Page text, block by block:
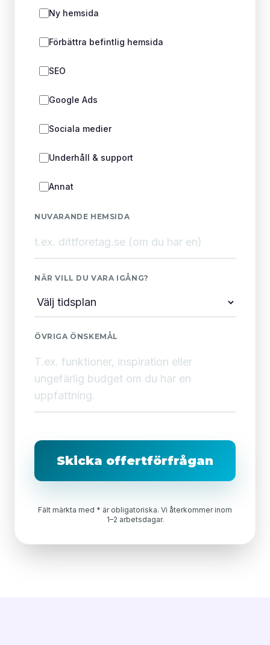
Ny hemsida
Förbättra befintlig hemsida
SEO
Google Ads
Sociala medier
Underhåll & support
Annat
NUVARANDE HEMSIDA
NÄR VILL DU VARA IGÅNG?
ÖVRIGA ÖNSKEMÅL
Skicka offertförfrågan
Fält märkta med * är obligatoriska. Vi återkommer inom
1–2 arbetsdagar.